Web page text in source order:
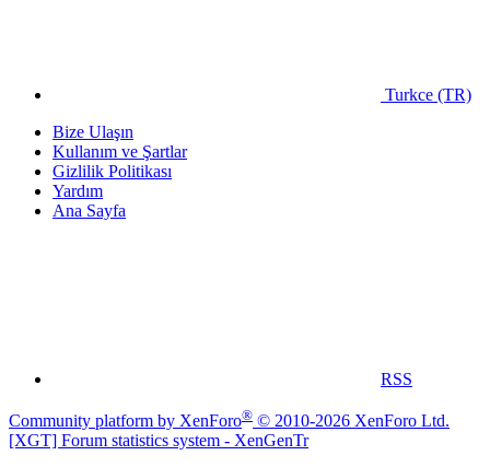
Turkce (TR)
Bize Ulaşın
Kullanım ve Şartlar
Gizlilik Politikası
Yardım
Ana Sayfa
RSS
Community platform by XenForo® © 2010-2026 XenForo Ltd.
[XGT] Forum statistics system - XenGenTr